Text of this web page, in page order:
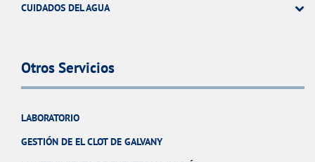
CUIDADOS DEL AGUA
Otros Servicios
LABORATORIO
GESTIÓN DE EL CLOT DE GALVANY